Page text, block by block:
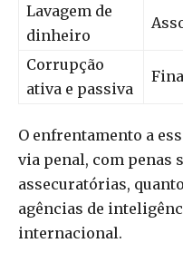
Lavagem de
dinheiro
Corrupção
ativa e passiva
O enfrentamento a
via penal, com penas
assecuratórias,
agências de
internacional.